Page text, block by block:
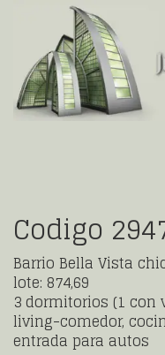
Codigo
Barrio Bella Vista
lote: 874,69
3 dormitorios (1 con
living-comedor,
entrada para autos